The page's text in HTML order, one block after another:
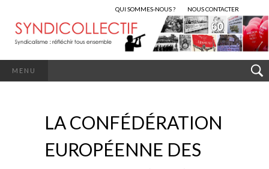
QUI SOMMES-NOUS ? NOUS CONTACTER
MENU
LA CONFÉDÉRATION
EUROPÉENNE DES